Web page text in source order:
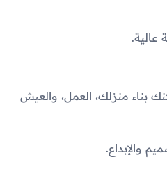
عالية.
بناء منزلك، العمل، والعيش
والإبداع.